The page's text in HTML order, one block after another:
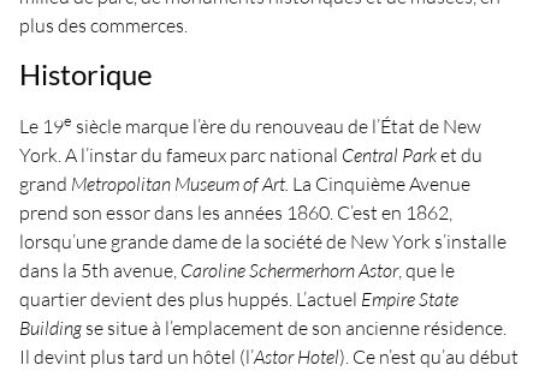
plus des commerces.
Historique
Le 19e siècle marque l’ère du renouveau de l’État de New
York. A l’instar du fameux parc national Central Parket du
grand Metropolitan Museum of Art. La Cinquième Avenue
prend son essor dans les années 1860. C’est en 1862,
lorsqu’une grande dame de la société de New York s’installe
dans la 5th avenue, Caroline Schermerhorn Astor, que le
quartier devient des plus huppés. L’actuel Empire State
Buildingse situe à l’emplacement de son ancienne résidence.
Il devint plus tard un hôtel (l’Astor Hotel). Ce n’est qu’au début